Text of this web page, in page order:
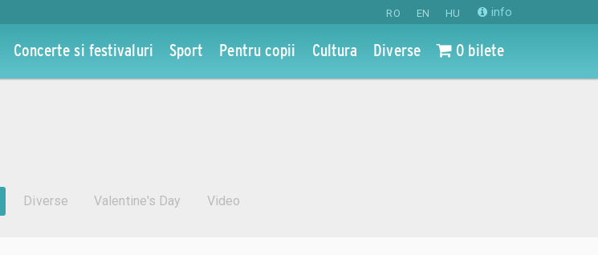
RO EN HU info
Concerte si festivaluri Sport Pentru copii Cultura Diverse 0 bilete
Diverse Valentine's Day Video